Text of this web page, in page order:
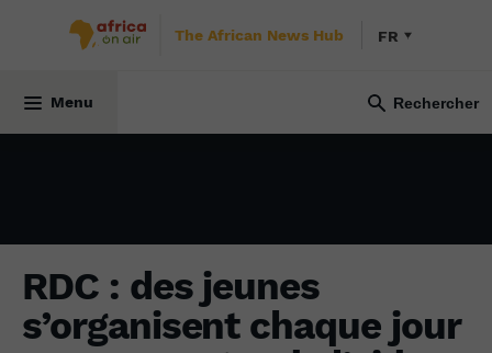
The African News Hub FR
Menu
RDC : des jeunes
s’organisent chaque jour